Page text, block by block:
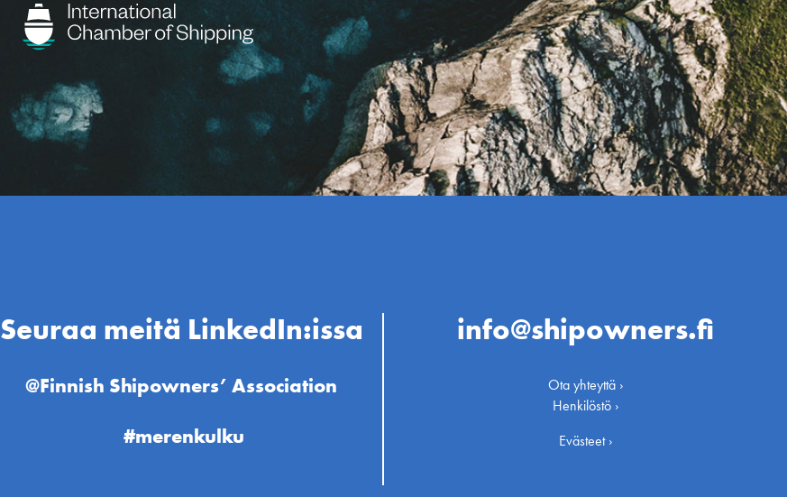
Seuraa meitä LinkedIn:issa
@Finnish Shipowners’ Association
#merenkulku
info@shipowners.fi
Ota yhteyttä ›
Henkilöstö ›
Evästeet ›